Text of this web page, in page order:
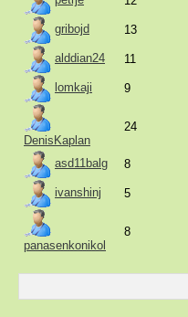
gribojd 13
alddian24 11
lomkaji 9
DenisKaplan
24
asd11balg 8
ivanshinj 5
panasenkonikol
8